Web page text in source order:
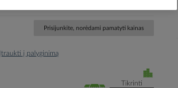
Prisijunkite, norėdami pamatyti kainas
Įtraukti į palyginimą
Tikrinti